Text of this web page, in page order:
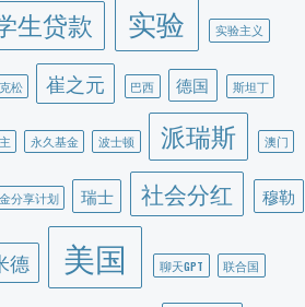
生贷款 实验 实验主义
松 崔之元 巴西 德国 斯坦丁
永久基金 波士顿 派瑞斯 澳门
分享计划 瑞士 社会分红 穆勒
德 美国 聊天GPT 联合国